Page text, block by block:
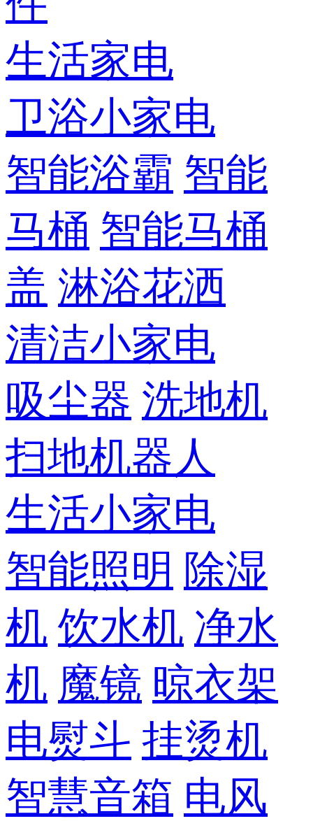
生活家电
卫浴小家电
智能浴霸 智能
马桶 智能马桶
盖 淋浴花洒
清洁小家电
吸尘器 洗地机
扫地机器人
生活小家电
智能照明 除湿
机 饮水机 净水
机 魔镜 晾衣架
电熨斗 挂烫机
智慧音箱 电风